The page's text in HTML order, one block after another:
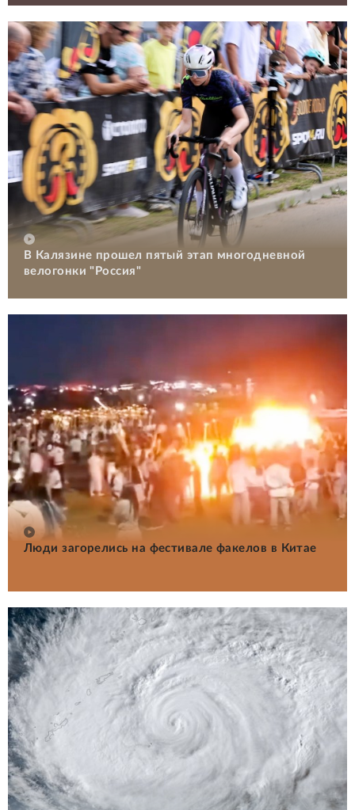
В Калязине прошел пятый этап многодневной
велогонки "Россия"
Люди загорелись на фестивале факелов в Китае